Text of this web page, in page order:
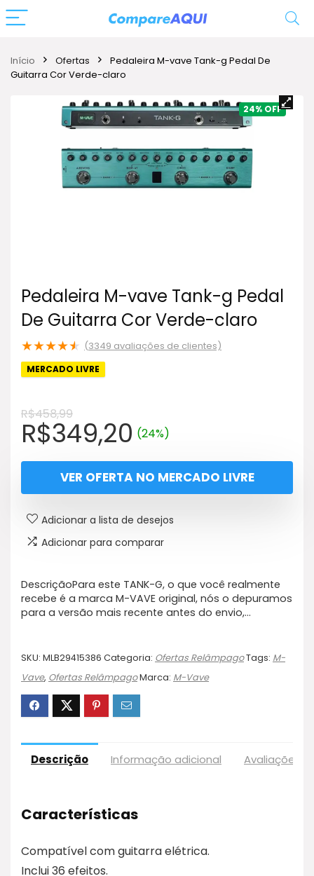
Início Ofertas
Pedaleira M-vave Tank-g Pedal De
Guitarra Cor Verde-claro
24%
Pedaleira M-vave Tank-g Pedal
De Guitarra Cor Verde-claro
★★★★★ (3349 avaliações de clientes)
MERCADO LIVRE
R$458,99
O
preço
original
era:
R$458,99.
R$349,20O
preço
atual
é:
R$349,20.
(24%)
VER OFERTA NO MERCADO LIVRE
Adicionar a lista de desejos
Adicionar para comparar
DescriçãoPara este TANK-G, o que você realmente
recebe é a marca M-VAVE original, nós o depuramos
para a versão mais recente antes do envio,…
SKU: MLB29415386 Categoria: Ofertas RelâmpagoTags: M-
Vave, Ofertas RelâmpagoMarca: M-Vave
Descrição Informação adicional Avaliações
Características
Compatível com guitarra elétrica.
Inclui 36 efeitos.